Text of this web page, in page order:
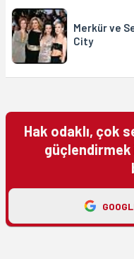
Merkür ve
City
Hak odaklı, çok